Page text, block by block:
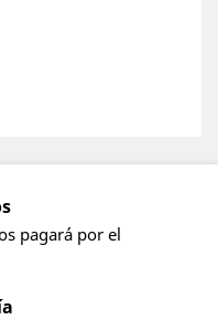
pagará por el